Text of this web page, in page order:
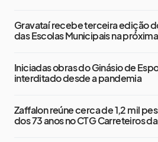
Gravataí recebe terceira edição
das Escolas Municipais na
Iniciadas obras do Ginásio de
interditado desde a pandemia
Zaffalon reúne cerca de 1,2 mil
dos 73 anos no CTG Carreteiros